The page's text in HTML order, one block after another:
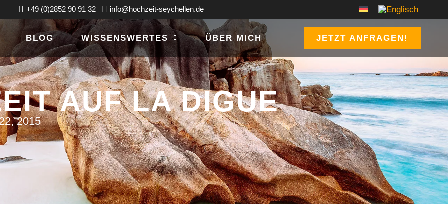
+49 (0)2852 90 91 32 info@hochzeit-seychellen.de
BLOG WISSENSWERTES ÜBER MICH JETZT ANFRAGEN!
AUF LA DIGUE
2015